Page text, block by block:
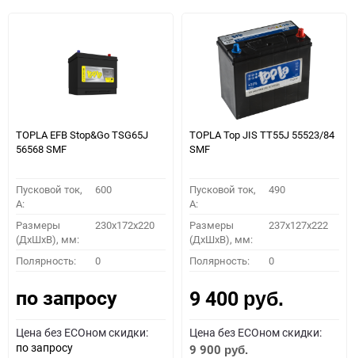
TOPLA EFB Stop&Go TSG65J
56568 SMF
Пусковой ток,
A:
600
Размеры
(ДхШхВ), мм:
230x172x220
Полярность: 0
по запросу
Цена без ECOном скидки:
по запросу
TOPLA Top JIS TT55J 55523/84
SMF
Пусковой ток,
A:
490
Размеры
(ДхШхВ), мм:
237x127x222
Полярность: 0
9 400 руб.
Цена без ECOном скидки:
9 900 руб.